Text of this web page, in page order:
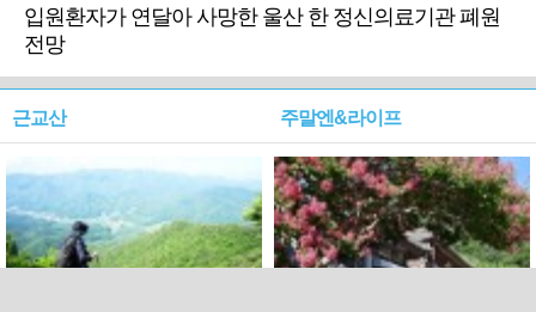
입원환자가 연달아 사망한 울산 한 정신의료기관 폐원
전망
근교산 주말엔&라이프